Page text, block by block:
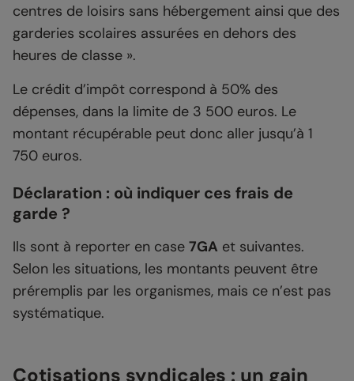
centres de loisirs sans hébergement ainsi que des
garderies scolaires assurées en dehors des
heures de classe ».
Le crédit d’impôt correspond à 50% des
dépenses, dans la limite de 3 500 euros. Le
montant récupérable peut donc aller jusqu’à 1
750 euros.
Déclaration : où indiquer ces frais de
garde ?
Ils sont à reporter en case 7GA et suivantes.
Selon les situations, les montants peuvent être
préremplis par les organismes, mais ce n’est pas
systématique.
Cotisations syndicales : un gain